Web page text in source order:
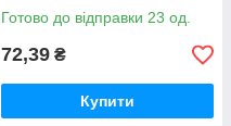
(знежирювач)
Готово до відправки 23 од.
72,39 ₴
Купити